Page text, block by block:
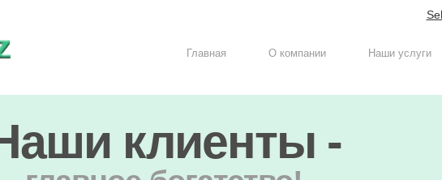
Главная О компании Наши услуги
клиенты -